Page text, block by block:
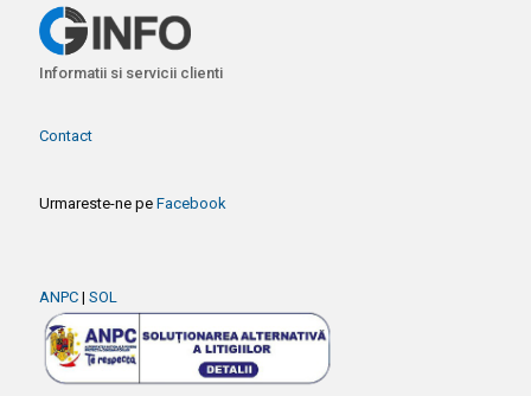
Informatii si servicii clienti
Contact
Urmareste-ne pe Facebook
ANPC | SOL